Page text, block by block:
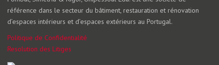
référence dans le secteur du bâtiment, restauration et rénovation
d’espaces intérieurs et d’espaces extérieurs au Portugal.
Politique de Confidentialité
Resolution des Litiges